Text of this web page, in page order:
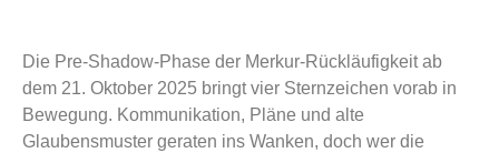
Die Pre-Shadow-Phase der Merkur-Rückläufigkeit ab
dem 21. Oktober 2025 bringt vier Sternzeichen vorab in
Bewegung. Kommunikation, Pläne und alte
Glaubensmuster geraten ins Wanken, doch wer die